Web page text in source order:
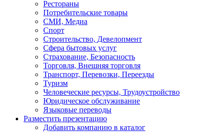
Рестораны
Потребительские товары
СМИ, Медиа
Спорт
Строительство, Девелопмент
Сфера бытовых услуг
Страхование, Безопасность
Торговля, Внешняя торговля
Транспорт, Перевозки, Переезды
Туризм
Человеческие ресурсы, Трудоустройство
Юридическое обслуживание
Языковые переводы
Разместить презентацию
Добавить компанию в каталог